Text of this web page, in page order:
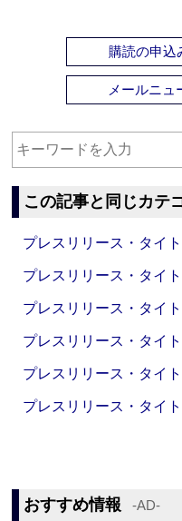
購読の申込
メールニュ
この記事と同じカテ
プレスリリース・タイ
プレスリリース・タイ
プレスリリース・タイ
プレスリリース・タイ
プレスリリース・タイ
プレスリリース・タイ
おすすめ情報 ‐AD‐